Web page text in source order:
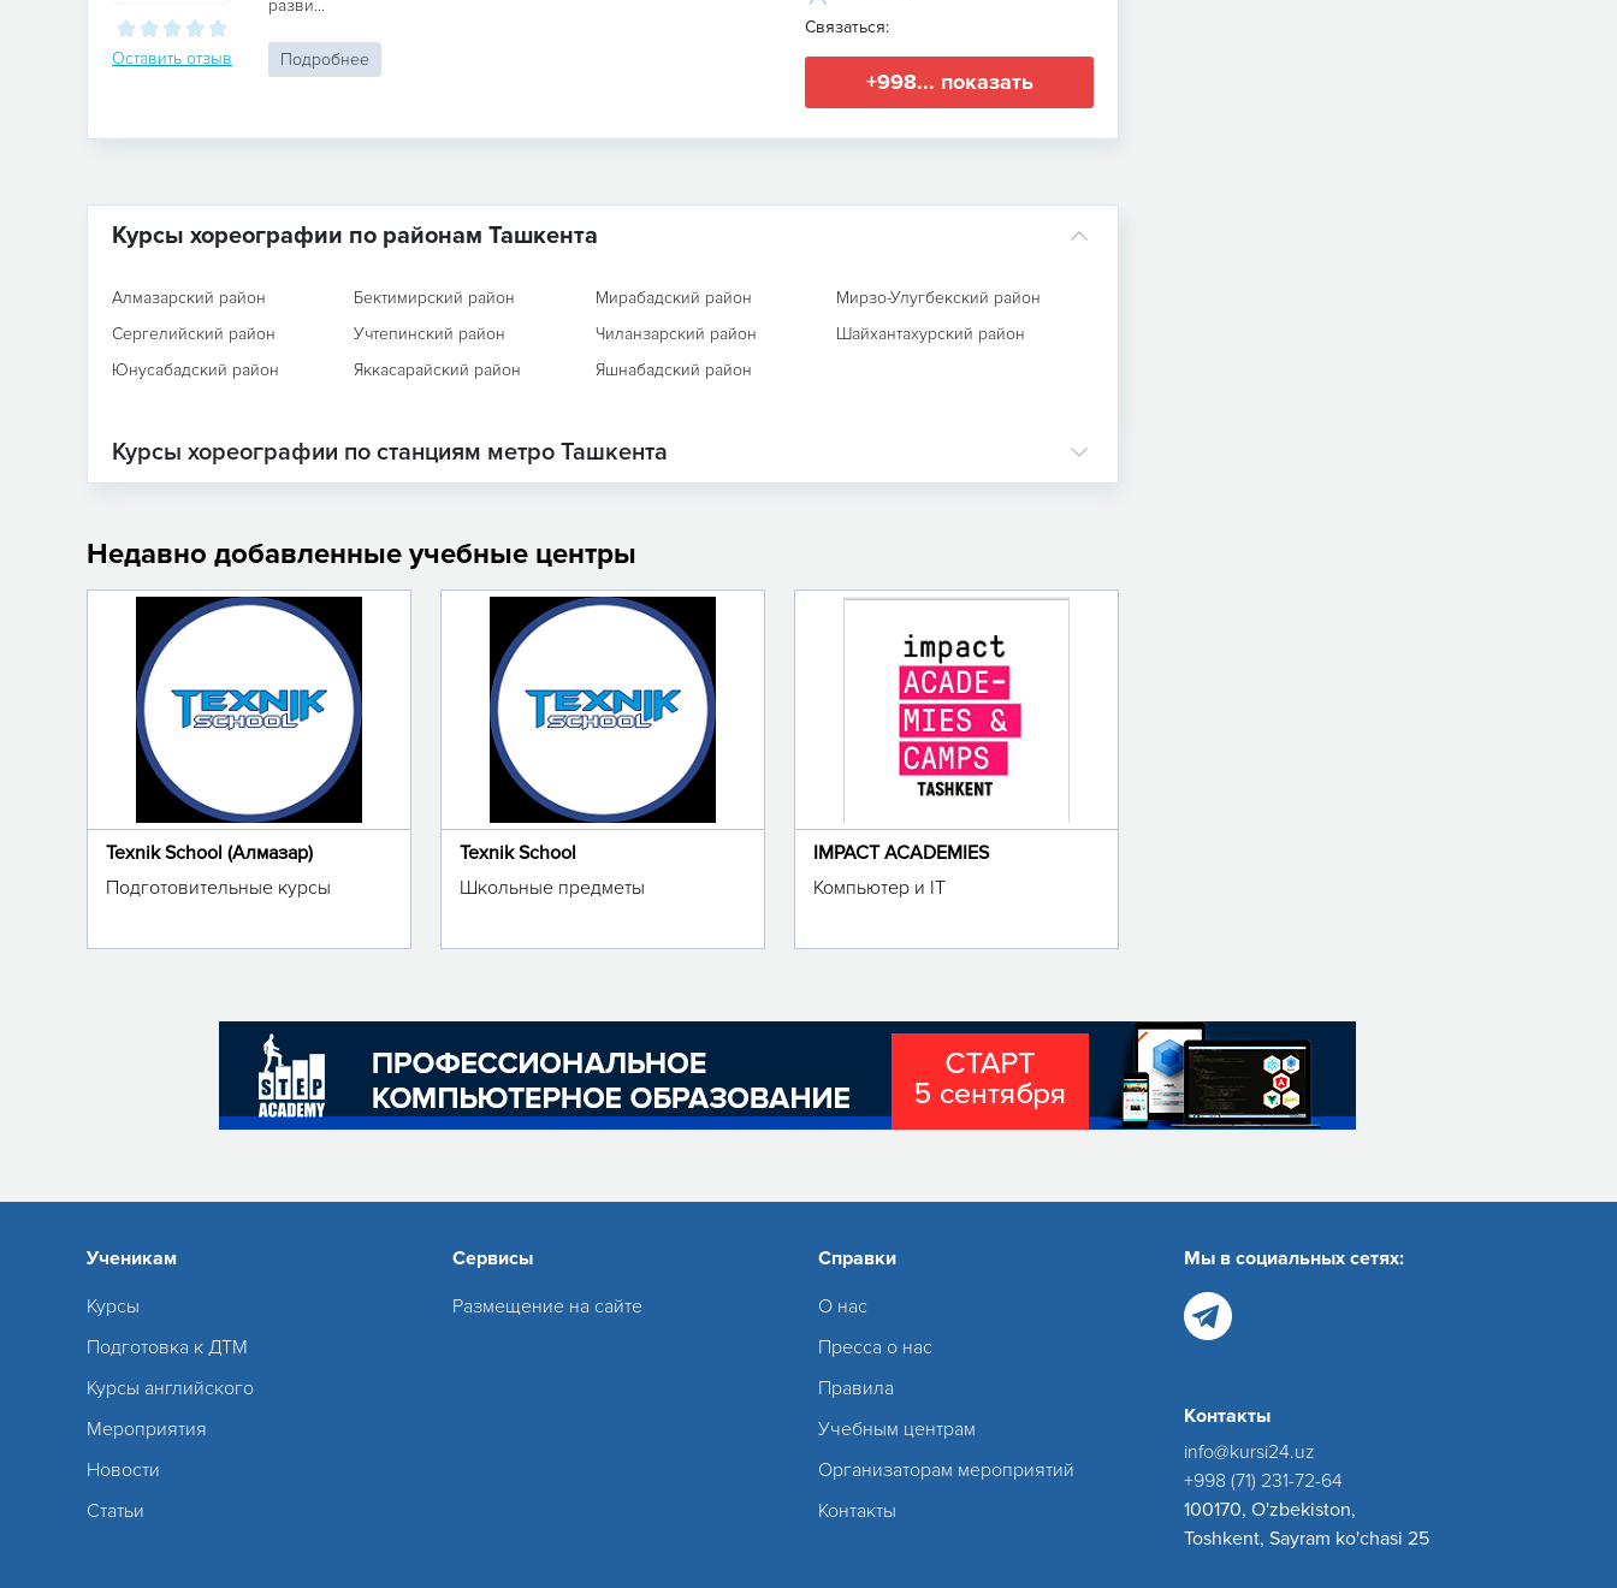
Оставить отзыв
разви...
Подробнее
Связаться:
+998... показать
Курсы хореографии по районам Ташкента
Алмазарский район Бектимирский район Мирабадский район
Мирзо-Улугбекский район
Сергелийский район
Учтепинский район Чиланзарский район
Шайхантахурский район
Юнусабадский район
Яккасарайский район Яшнабадский район
Курсы хореографии по станциям метро Ташкента
Недавно добавленные учебные центры
Texnik School (Алмазар)
Подготовительные курсы
Texnik School
Школьные предметы
IMPACT ACADEMIES
Компьютер и IT
Ученикам
Курсы
Подготовка к ДТМ
Курсы английского
Мероприятия
Новости
Статьи
Сервисы
Размещение на сайте
Справки
О нас
Пресса о нас
Правила
Учебным центрам
Организаторам мероприятий
Контакты
Мы в социальных сетях:
Контакты
info@kursi24.uz
+998 (71) 231-72-64
100170, O'zbekiston,
Toshkent, Sayram ko'chasi 25